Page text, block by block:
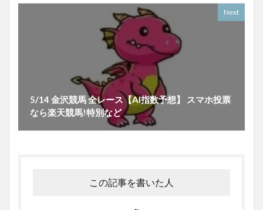
Next
5/14 金沢競馬 全レース【AI指数予想】 スマホ投票
なら楽天競馬!特別など
この記事を書いた人